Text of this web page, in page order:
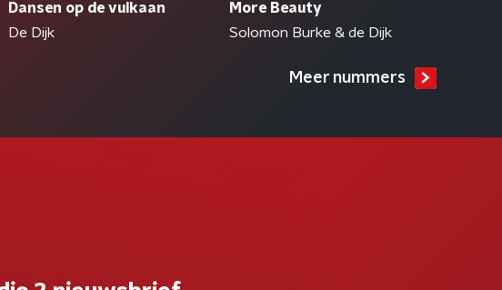
Dansen op de vulkaan
De Dijk
More Beauty
Solomon Burke & de Dijk
Meer nummers